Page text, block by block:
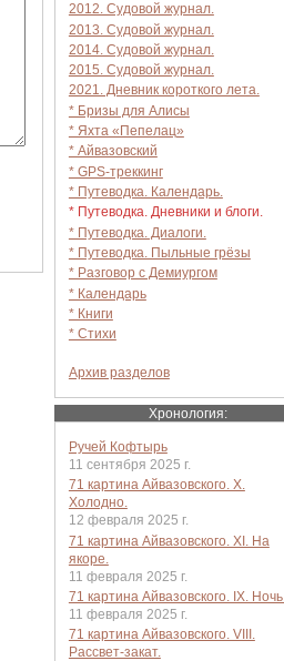
2012. Судовой журнал.
2013. Судовой журнал.
2014. Судовой журнал.
2015. Судовой журнал.
2021. Дневник короткого лета.
* Бризы для Алисы
* Яхта «Пепелац»
* Айвазовский
* GPS-треккинг
* Путеводка. Календарь.
* Путеводка. Дневники и блоги.
* Путеводка. Диалоги.
* Путеводка. Пыльные грёзы
* Разговор с Демиургом
* Календарь
* Книги
* Стихи
Архив разделов
Хронология:
Ручей Кофтырь
11 сентября 2025 г.
71 картина Айвазовского. X.
Холодно.
12 февраля 2025 г.
71 картина Айвазовского. XI. На
якоре.
11 февраля 2025 г.
71 картина Айвазовского. IX. Ночь.
11 февраля 2025 г.
71 картина Айвазовского. VIII.
Рассвет-закат.